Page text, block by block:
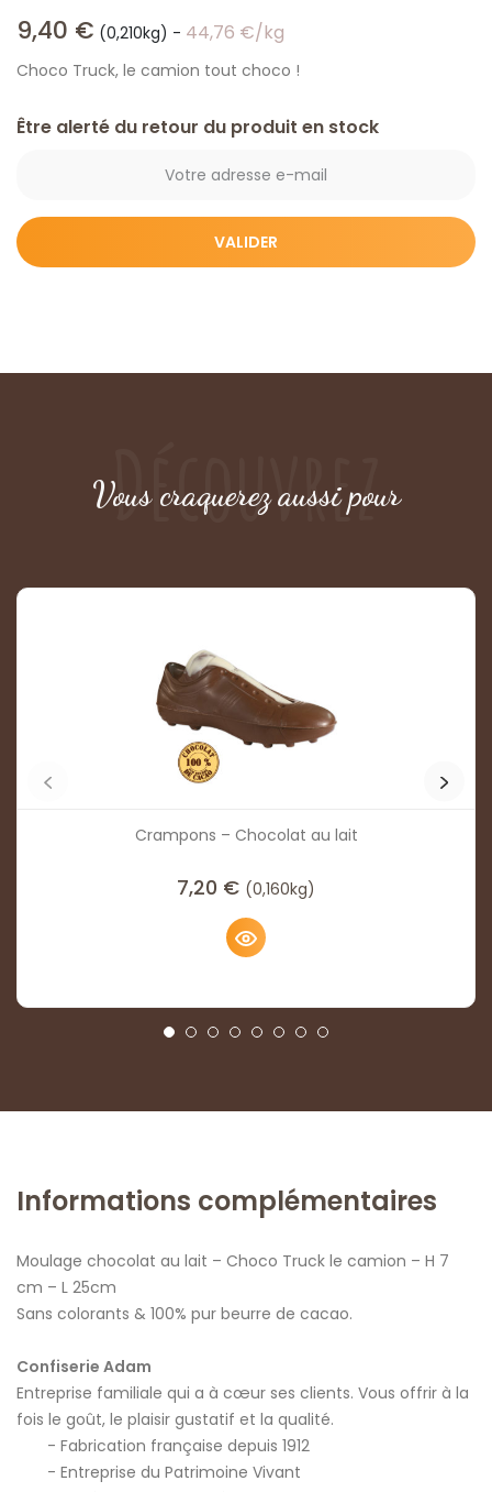
9,40 € (0,210kg) - 44,76 €/kg
Choco Truck, le camion tout choco !
Être alerté du retour du produit en stock
Vous craquerez aussi pour
Découvrez
Crampons – Chocolat au lait
7,20 € (0,160kg)
Informations complémentaires
Moulage chocolat au lait – Choco Truck le camion – H 7
cm – L 25cm
Sans colorants & 100% pur beurre de cacao.
Confiserie Adam
Entreprise familiale qui a à cœur ses clients. Vous offrir à la
fois le goût, le plaisir gustatif et la qualité.
Fabrication française depuis 1912
Entreprise du Patrimoine Vivant